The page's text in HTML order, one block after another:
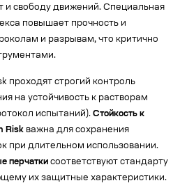
и свободу движений. Специальная
повышает прочность и
и разрывам, что критично
проходят строгий контроль
на устойчивость к растворам
испытаний). Стойкость к
Risk важна для сохранения
при длительном использовании.
перчатки соответствуют стандарту
их защитные характеристики.